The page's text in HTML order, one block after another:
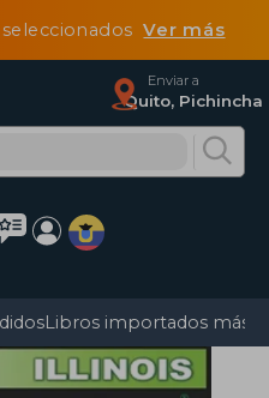
seleccionadosVer más
Enviar a
Quito, Pichincha
Libros importados más